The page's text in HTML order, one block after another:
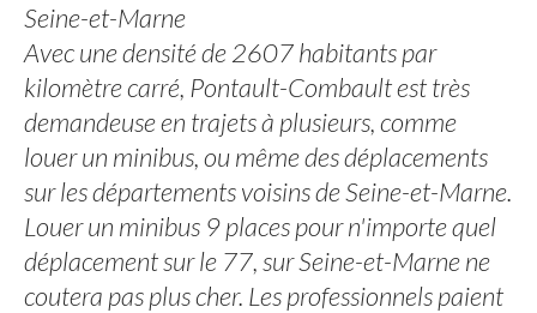
Seine-et-Marne
Avec une densité de 2607 habitants par
kilomètre carré, Pontault-Combault est très
demandeuse en trajets à plusieurs, comme
louer un minibus, ou même des déplacements
sur les départements voisins de Seine-et-Marne.
Louer un minibus 9 places pour n'importe quel
déplacement sur le 77, sur Seine-et-Marne ne
coutera pas plus cher. Les professionnels paient